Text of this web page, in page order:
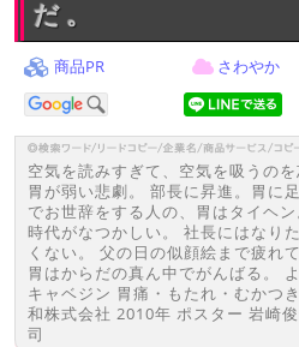
だ。
商品PR さわやか
空気を読みすぎて、空気を吸うの
胃が弱い悲劇。 部長に昇進。胃に
でお世辞をする人の、胃はタイヘ
時代がなつかしい。 社長にはなり
くない。 父の日の似顔絵まで疲れて
胃はからだの真ん中でがんばる。
キャベジン 胃痛・もたれ・むかつ
和株式会社 2010年 ポスター 岩崎
司